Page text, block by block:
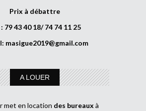
Prix à débattre
79 43 40 18/ 74 74 11 25
masigue2019@gmail.com
A LOUER
met en location des bureaux à